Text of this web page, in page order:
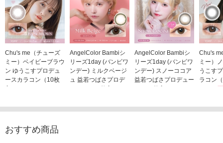
Chu's me（チューズ
ミー）ベイビーブラウ
ン ゆうこすプロデュ
ースカラコン（10枚
AngelColor Bambiシ
リーズ1day (バンビワ
ンデー) ミルクベージ
ュ 益若つばさプロデ
AngelColor Bambiシ
リーズ1day (バンビワ
ンデー) スノーココア
益若つばさプロデュー
Chu's
ミー）
うこす
ラコン
おすすめ商品